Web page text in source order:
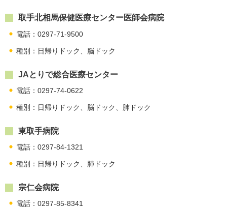
取手北相馬保健医療センター医師会病院
電話：0297-71-9500
種別：日帰りドック、脳ドック
JAとりで総合医療センター
電話：0297-74-0622
種別：日帰りドック、脳ドック、肺ドック
東取手病院
電話：0297-84-1321
種別：日帰りドック、肺ドック
宗仁会病院
電話：0297-85-8341